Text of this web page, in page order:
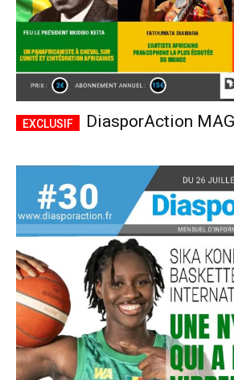
DiasporAction